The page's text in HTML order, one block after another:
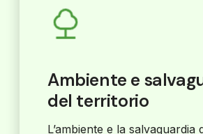
Ambiente e
del territorio
L’ambiente e la salvaguardia